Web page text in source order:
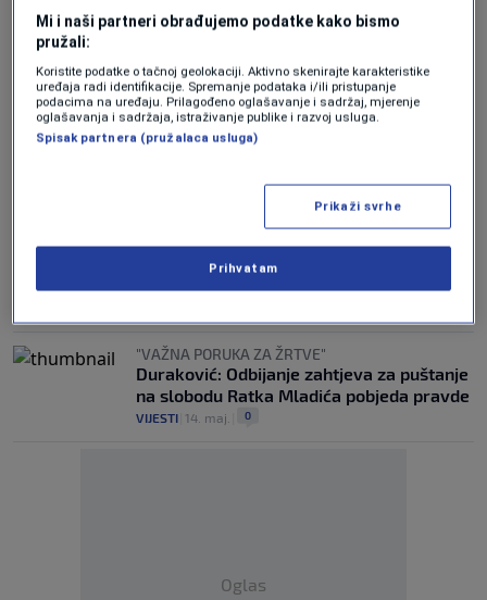
neće ostati nijedan musliman. Oni završili
desiti i sa Palestincima
VIJESTI| 6. jul.| 0
DETEKTOR
SUKOB STAVOVA U VS UN
Dok Rusija traži kraj Mehanizma, BiH
poručuje: O kakvim humanitarnim
razlozima govorimo?
"VAŽNA PORUKA ZA ŽRTVE"
Duraković: Odbijanje zahtjeva za puštanje
na slobodu Ratka Mladića pobjeda pravde
VIJESTI 14. maj. 0
Oglas
Mi i naši partneri obrađujemo podatke kako bismo
pružali:
Koristite podatke o tačnoj geolokaciji. Aktivno skenirajte karakteristike
uređaja radi identifikacije. Spremanje podataka i/ili pristupanje
podacima na uređaju. Prilagođeno oglašavanje i sadržaj, mjerenje
oglašavanja i sadržaja, istraživanje publike i razvoj usluga.
Spisak partnera (pružalaca usluga)
Prikaži svrhe
Prihvatam